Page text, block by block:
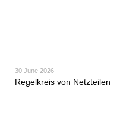
30 June 2026
Regelkreis von Netzteilen